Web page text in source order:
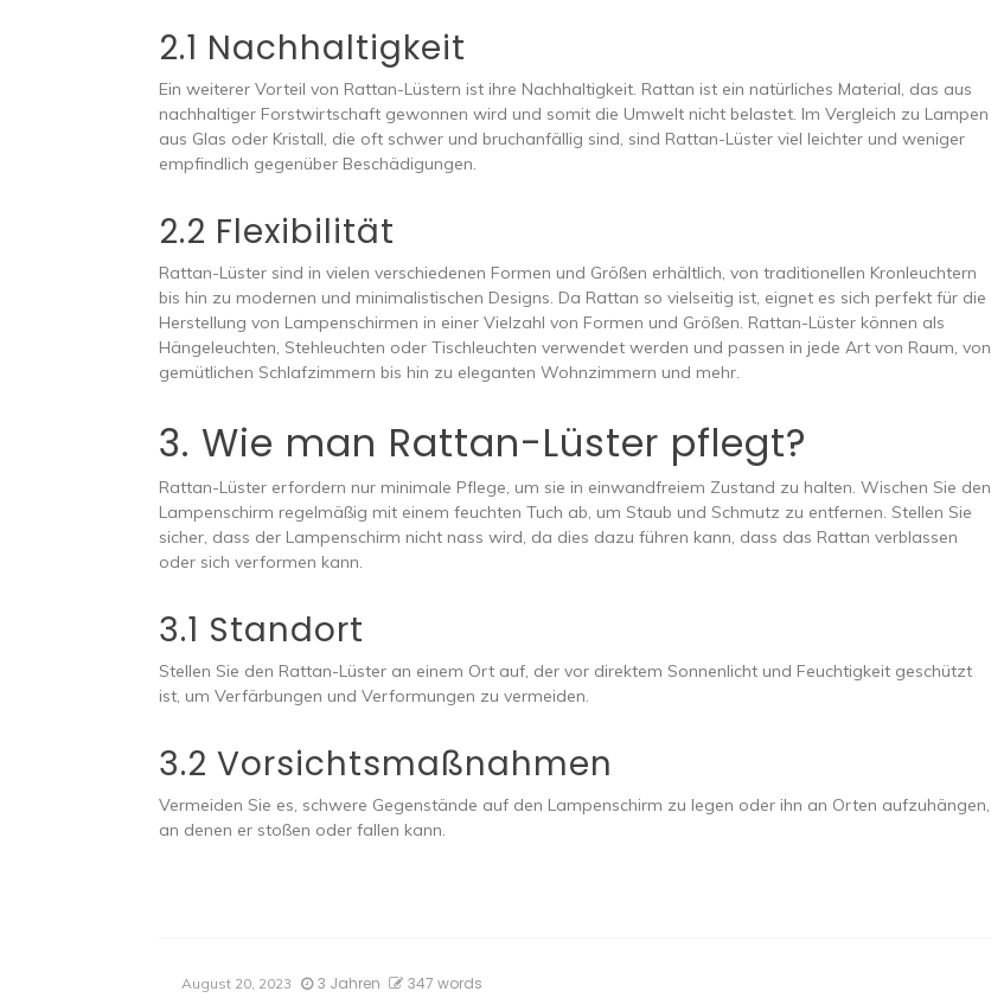
2.1 Nachhaltigkeit
Ein weiterer Vorteil von Rattan-Lüstern ist ihre Nachhaltigkeit. Rattan ist ein natürliches Material, das aus
nachhaltiger Forstwirtschaft gewonnen wird und somit die Umwelt nicht belastet. Im Vergleich zu Lampen
aus Glas oder Kristall, die oft schwer und bruchanfällig sind, sind Rattan-Lüster viel leichter und weniger
empfindlich gegenüber Beschädigungen.
2.2 Flexibilität
Rattan-Lüster sind in vielen verschiedenen Formen und Größen erhältlich, von traditionellen Kronleuchtern
bis hin zu modernen und minimalistischen Designs. Da Rattan so vielseitig ist, eignet es sich perfekt für die
Herstellung von Lampenschirmen in einer Vielzahl von Formen und Größen. Rattan-Lüster können als
Hängeleuchten, Stehleuchten oder Tischleuchten verwendet werden und passen in jede Art von Raum, von
gemütlichen Schlafzimmern bis hin zu eleganten Wohnzimmern und mehr.
3. Wie man Rattan-Lüster pflegt?
Rattan-Lüster erfordern nur minimale Pflege, um sie in einwandfreiem Zustand zu halten. Wischen Sie den
Lampenschirm regelmäßig mit einem feuchten Tuch ab, um Staub und Schmutz zu entfernen. Stellen Sie
sicher, dass der Lampenschirm nicht nass wird, da dies dazu führen kann, dass das Rattan verblassen
oder sich verformen kann.
3.1 Standort
Stellen Sie den Rattan-Lüster an einem Ort auf, der vor direktem Sonnenlicht und Feuchtigkeit geschützt
ist, um Verfärbungen und Verformungen zu vermeiden.
3.2 Vorsichtsmaßnahmen
Vermeiden Sie es, schwere Gegenstände auf den Lampenschirm zu legen oder ihn an Orten aufzuhängen,
an denen er stoßen oder fallen kann.
August 20, 2023 3 Jahren 347 words